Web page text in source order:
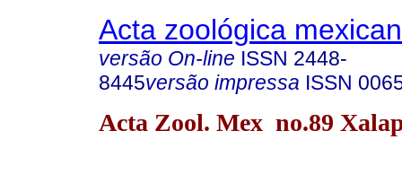
Acta zoológica
versão On-line ISSN 2448-
8445versão impressa ISSN
Acta Zool. Mex no.89